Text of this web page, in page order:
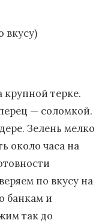
вкусу)
крупной терке.
— соломкой.
Зелень мелко
около часа на
по вкусу на
банкам и
так до